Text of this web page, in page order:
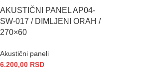
AKUSTIČNI PANEL AP04-
SW-017 / DIMLJENI ORAH /
270×60
Akustični paneli
6.200,00 RSD